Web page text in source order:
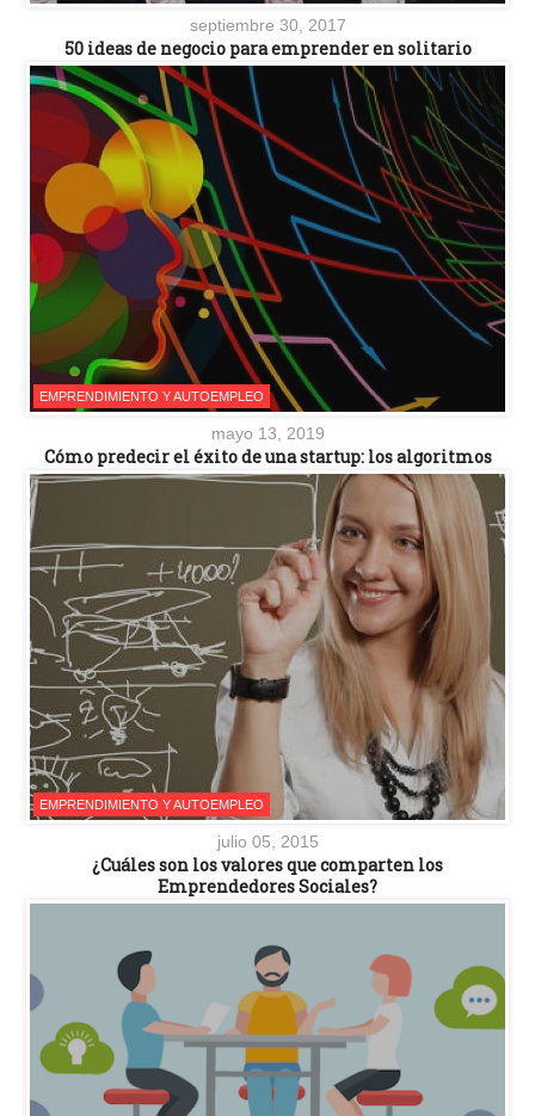
septiembre 30, 2017
50 ideas de negocio para emprender en solitario
EMPRENDIMIENTO Y AUTOEMPLEO
mayo 13, 2019
Cómo predecir el éxito de una startup: los algoritmos
EMPRENDIMIENTO Y AUTOEMPLEO
julio 05, 2015
¿Cuáles son los valores que comparten los
Emprendedores Sociales?